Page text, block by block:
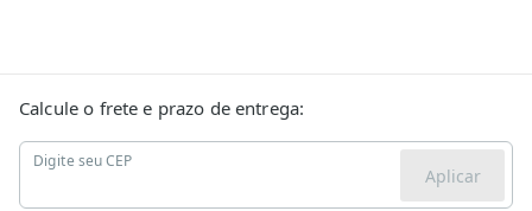
Calcule o frete e prazo de entrega:
Digite seu CEP
Aplicar